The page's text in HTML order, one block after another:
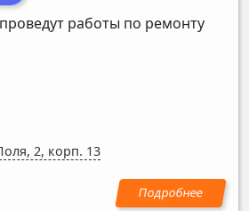
работы по ремонту
2, корп. 13